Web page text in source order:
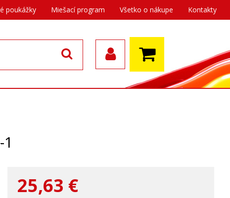
poukážky Miešací program Všetko o nákupe Kontakty
25,63 €